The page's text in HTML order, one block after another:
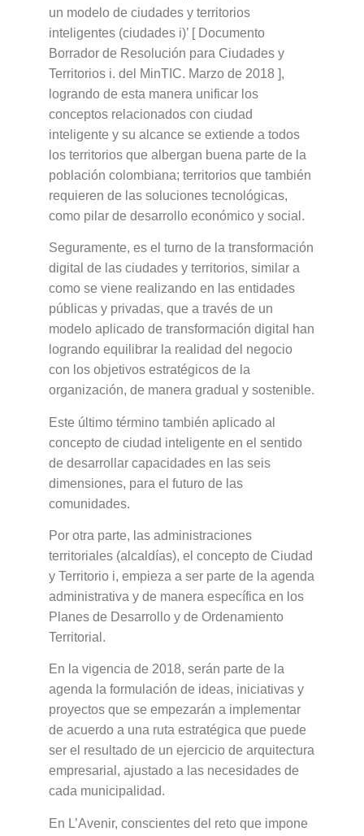
un modelo de ciudades y territorios
inteligentes (ciudades i)’ [ Documento
Borrador de Resolución para Ciudades y
Territorios i. del MinTIC. Marzo de 2018 ],
logrando de esta manera unificar los
conceptos relacionados con ciudad
inteligente y su alcance se extiende a todos
los territorios que albergan buena parte de la
población colombiana; territorios que también
requieren de las soluciones tecnológicas,
como pilar de desarrollo económico y social.
Seguramente, es el turno de la transformación
digital de las ciudades y territorios, similar a
como se viene realizando en las entidades
públicas y privadas, que a través de un
modelo aplicado de transformación digital han
logrando equilibrar la realidad del negocio
con los objetivos estratégicos de la
organización, de manera gradual y sostenible.
Este último término también aplicado al
concepto de ciudad inteligente en el sentido
de desarrollar capacidades en las seis
dimensiones, para el futuro de las
comunidades.
Por otra parte, las administraciones
territoriales (alcaldías), el concepto de Ciudad
y Territorio i, empieza a ser parte de la agenda
administrativa y de manera específica en los
Planes de Desarrollo y de Ordenamiento
Territorial.
En la vigencia de 2018, serán parte de la
agenda la formulación de ideas, iniciativas y
proyectos que se empezarán a implementar
de acuerdo a una ruta estratégica que puede
ser el resultado de un ejercicio de arquitectura
empresarial, ajustado a las necesidades de
cada municipalidad.
En L’Avenir, conscientes del reto que impone